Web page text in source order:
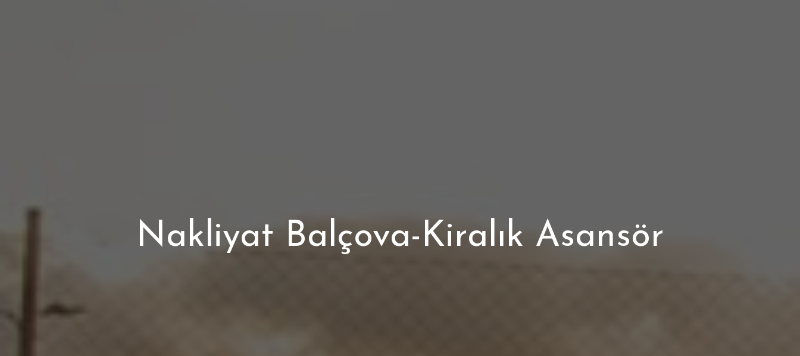
Nakliyat Balçova-Kiralık Asansör